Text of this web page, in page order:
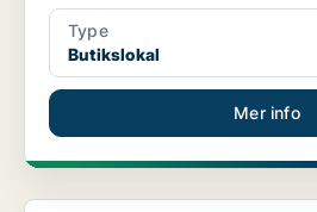
Type
Butikslokal
Mer info